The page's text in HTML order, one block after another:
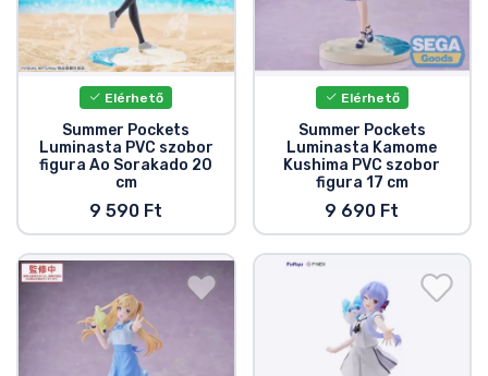
Elérhető
Summer Pockets
Luminasta PVC szobor
figura Ao Sorakado 20
cm
9 590 Ft
Elérhető
Summer Pockets
Luminasta Kamome
Kushima PVC szobor
figura 17 cm
9 690 Ft
Terméktípusok
Márkák